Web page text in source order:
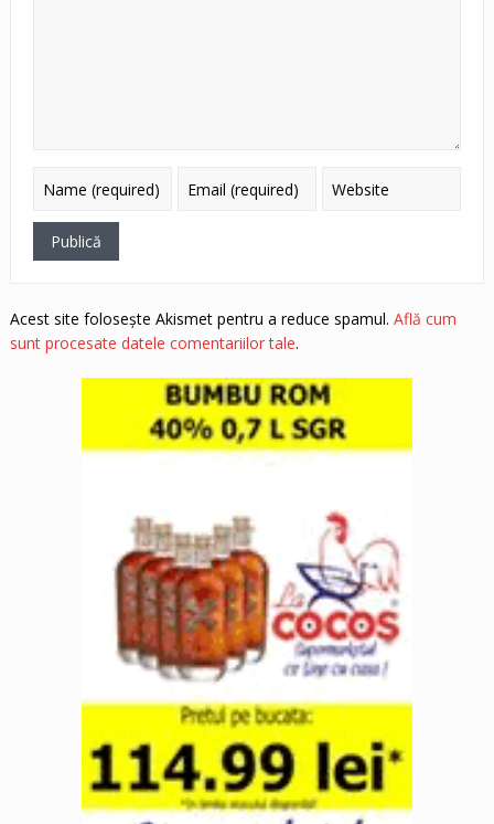
Acest site folosește Akismet pentru a reduce spamul. Află cum
sunt procesate datele comentariilor tale.